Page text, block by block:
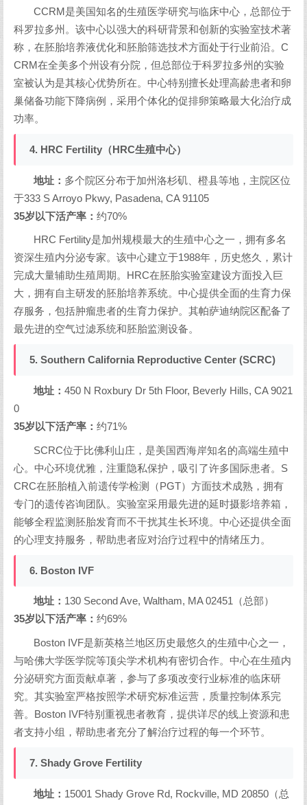
CCRM是美国知名的生殖医学研究与临床中心，总部位于
科罗拉多州。该中心以强大的科研背景和创新的实验室技术著
称，在胚胎培养液优化和胚胎筛选技术方面处于行业前沿。C
CRM在全美多个州设有分院，但总部位于科罗拉多州的实验
室被认为是其核心优势所在。中心特别擅长处理高龄患者和卵
巢储备功能下降病例，采用个体化的促排卵策略最大化治疗成
功率。
4. HRC Fertility（HRC生殖中心）
地址： 多个院区分布于加州洛杉矶、橙县等地，主院区位
于333 S Arroyo Pkwy, Pasadena, CA 91105
35岁以下活产率： 约70%
HRC Fertility是加州规模最大的生殖中心之一，拥有多名
资深生殖内分泌专家。该中心建立于1988年，历史悠久，累计
完成大量辅助生殖周期。HRC在胚胎实验室建设方面投入巨
大，拥有自主研发的胚胎培养系统。中心提供全面的生育力保
存服务，包括肿瘤患者的生育力保护。其帕萨迪纳院区配备了
最先进的空气过滤系统和胚胎监测设备。
5. Southern California Reproductive Center (SCRC)
地址：450 N Roxbury Dr 5th Floor, Beverly Hills, CA 9021
0
35岁以下活产率： 约71%
SCRC位于比佛利山庄，是美国西海岸知名的高端生殖中
心。中心环境优雅，注重隐私保护，吸引了许多国际患者。S
CRC在胚胎植入前遗传学检测（PGT）方面技术成熟，拥有
专门的遗传咨询团队。实验室采用最先进的延时摄影培养箱，
能够全程监测胚胎发育而不干扰其生长环境。中心还提供全面
的心理支持服务，帮助患者应对治疗过程中的情绪压力。
6. Boston IVF
地址： 130 Second Ave, Waltham, MA 02451（总部）
35岁以下活产率： 约69%
Boston IVF是新英格兰地区历史最悠久的生殖中心之一，
与哈佛大学医学院等顶尖学术机构有密切合作。中心在生殖内
分泌研究方面贡献卓著，参与了多项改变行业标准的临床研
究。其实验室严格按照学术研究标准运营，质量控制体系完
善。Boston IVF特别重视患者教育，提供详尽的线上资源和患
者支持小组，帮助患者充分了解治疗过程的每一个环节。
7. Shady Grove Fertility
地址： 15001 Shady Grove Rd, Rockville, MD 20850（总